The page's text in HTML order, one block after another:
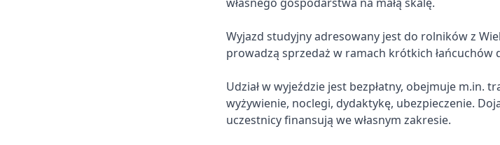
własnego gospodarstwa na małą skalę.
Wyjazd studyjny adresowany jest do rolników z
prowadzą sprzedaż w ramach krótkich łańcuchów
Udział w wyjeździe jest bezpłatny, obejmuje m.in.
wyżywienie, noclegi, dydaktykę, ubezpieczenie.
uczestnicy finansują we własnym zakresie.